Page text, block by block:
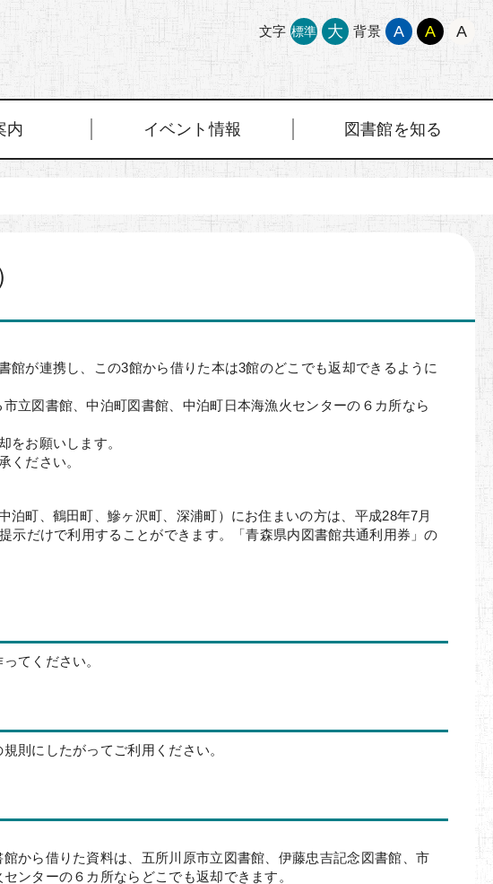
文字 標準 大 背景 A A A
内 イベント情報 図書館を知る
が連携し、この3館から借りた本は3館のどこでも返却できるように
立図書館、中泊町図書館、中泊町日本海漁火センターの６カ所なら
をお願いします。
ください。
町、鶴田町、鰺ヶ沢町、深浦町）にお住まいの方は、平成28年7月
示だけで利用することができます。「青森県内図書館共通利用券」の
てください。
則にしたがってご利用ください。
から借りた資料は、五所川原市立図書館、伊藤忠吉記念図書館、市
ンターの６カ所ならどこでも返却できます。